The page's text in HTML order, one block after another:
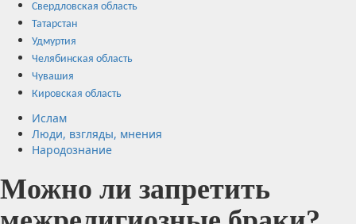
Свердловская область
Татарстан
Удмуртия
Челябинская область
Чувашия
Кировская область
Ислам
Люди, взгляды, мнения
Народознание
Можно ли запретить